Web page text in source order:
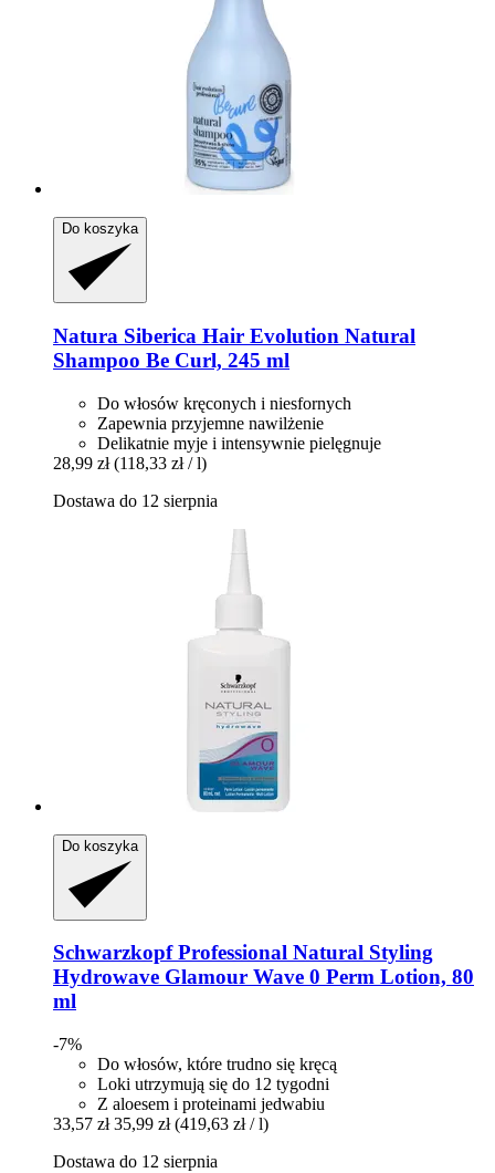
Do koszyka
Natura Siberica Hair Evolution Natural
Shampoo Be Curl, 245 ml
Do włosów kręconych i niesfornych
Zapewnia przyjemne nawilżenie
Delikatnie myje i intensywnie pielęgnuje
28,99 zł (118,33 zł / l)
Dostawa do 12 sierpnia
Do koszyka
Schwarzkopf Professional Natural Styling
Hydrowave Glamour Wave 0 Perm Lotion, 80
ml
-7%
Do włosów, które trudno się kręcą
Loki utrzymują się do 12 tygodni
Z aloesem i proteinami jedwabiu
33,57 zł 35,99 zł (419,63 zł / l)
Dostawa do 12 sierpnia